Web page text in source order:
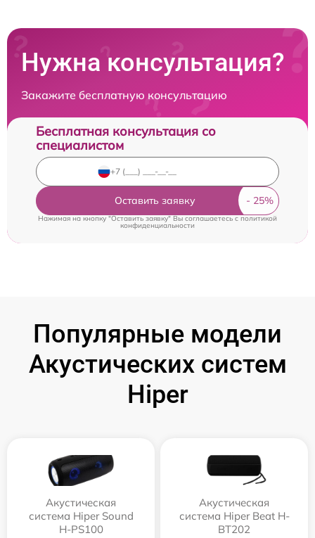
Нужна консультация?
Закажите бесплатную консультацию
Бесплатная консультация со
специалистом
Оставить заявку
Нажимая на кнопку "Оставить заявку" Вы соглашаетесь cполитикой
конфиденциальности
Популярные модели
Акустических систем
Hiper
Акустическая
система Hiper Sound
H-PS100
Акустическая
система Hiper Beat H-
BT202